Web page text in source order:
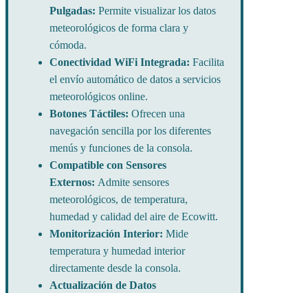
Pulgadas: Permite visualizar los datos
meteorológicos de forma clara y
cómoda.
Conectividad WiFi Integrada: Facilita
el envío automático de datos a servicios
meteorológicos online.
Botones Táctiles: Ofrecen una
navegación sencilla por los diferentes
menús y funciones de la consola.
Compatible con Sensores
Externos: Admite sensores
meteorológicos, de temperatura,
humedad y calidad del aire de Ecowitt.
Monitorización Interior: Mide
temperatura y humedad interior
directamente desde la consola.
Actualización de Datos